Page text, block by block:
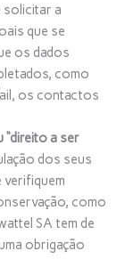
a
que se
os dados
como
os contactos
“direito a ser
dos seus
verifiquem
como
SA tem de
obrigação